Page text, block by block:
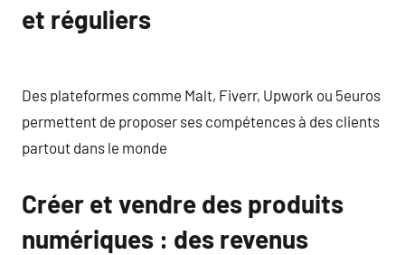
et réguliers
Des plateformes comme Malt, Fiverr, Upwork ou 5euros
permettent de proposer ses compétences à des clients
partout dans le monde
Créer et vendre des produits
numériques : des revenus